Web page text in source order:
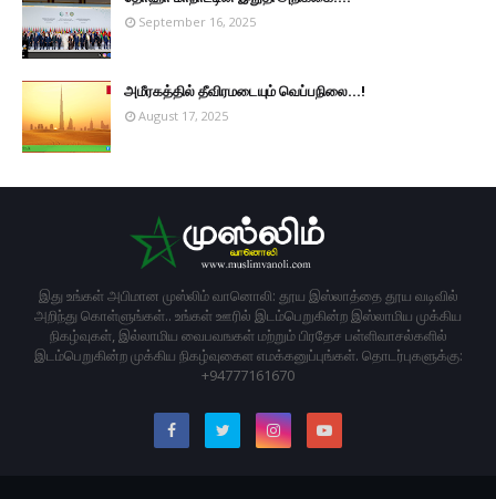
September 16, 2025
அமீரகத்தில் தீவிரமடையும் வெப்பநிலை...!
August 17, 2025
இது உங்கள் அபிமான முஸ்லிம் வானொலி: தூய இஸ்லாத்தை தூய வடிவில்
அறிந்து கொள்ளுங்கள்.. உங்கள் ஊரில் இடம்பெறுகின்ற இஸ்லாமிய முக்கிய
நிகழ்வுகள், இல்லாமிய வைபவஙகள் மற்றும் பிரதேச பள்ளிவாசல்களில்
இடம்பெறுகின்ற முக்கிய நிகழ்வுகைள எமக்கனுப்புங்கள். தொடர்புகளுக்கு:
+94777161670